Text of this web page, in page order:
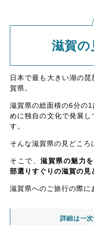
滋賀の
日本で最も大きい湖の
賀県。
滋賀県の総面積の6分の
めに独自の文化で発展
す。
そんな滋賀県の見どころ
そこで、滋賀県の魅力
部選りすぐりの滋賀の見
滋賀県へのご旅行の際に
詳細は一